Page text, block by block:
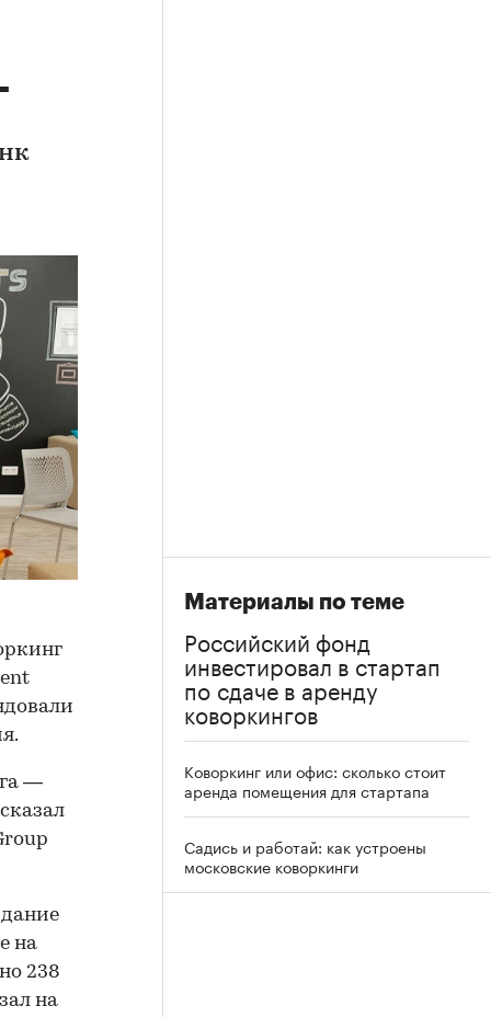
—
на
238
на
Материалы по теме
Российский фонд
инвестировал в стартап
по сдаче в аренду
коворкингов
Коворкинг или офис: сколько стоит
аренда помещения для стартапа
Садись и работай: как устроены
московские коворкинги